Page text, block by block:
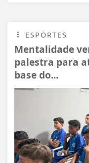
ESPORTES
Mentalidade
palestra para
base do...